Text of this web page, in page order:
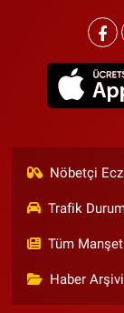
Nöbetçi
Trafik
Tüm
Haber Arşivi